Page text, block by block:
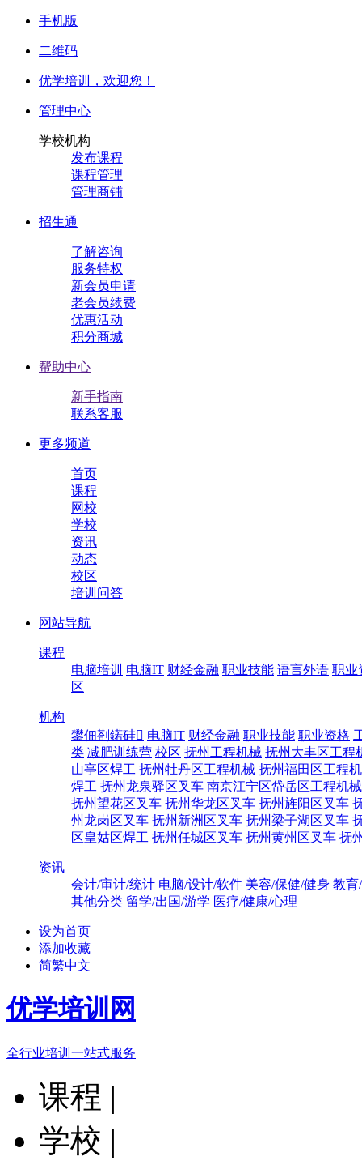
手机版
二维码
优学培训， 欢迎您！
管理中心
学校机构
发布课程
课程管理
管理商铺
招生通
了解咨询
服务特权
新会员申请
老会员续费
优惠活动
积分商城
帮助中心
新手指南
联系客服
更多频道
首页
课程
网校
学校
资讯
动态
校区
培训问答
网站导航
课程
电脑培训 电脑IT 财经金融 职业技能 语言外语 职业
区
机构
鐢佃剳鍩硅 电脑IT 财经金融 职业技能 职业资格
类 减肥训练营 校区 抚州工程机械 抚州大丰区工程
山亭区焊工 抚州牡丹区工程机械 抚州福田区工程
焊工 抚州龙泉驿区叉车 南京江宁区岱岳区工程机械
抚州望花区叉车 抚州华龙区叉车 抚州旌阳区叉车
州龙岗区叉车 抚州新洲区叉车 抚州梁子湖区叉车
区皇姑区焊工 抚州任城区叉车 抚州黄州区叉车 抚
资讯
会计/审计/统计 电脑/设计/软件 美容/保健/健身 教育
其他分类 留学/出国/游学 医疗/健康/心理
设为首页
添加收藏
简繁中文
优学培训网
全行业培训一站式服务
课程 |
学校 |